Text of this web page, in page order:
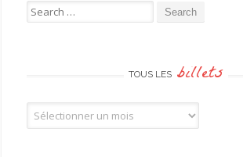
Search for:
TOUS LES billets
Tous les billets